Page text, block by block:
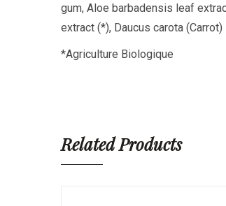
gum, Aloe barbadensis leaf
extract (*), Daucus carota
*Agriculture Biologique
Related Products